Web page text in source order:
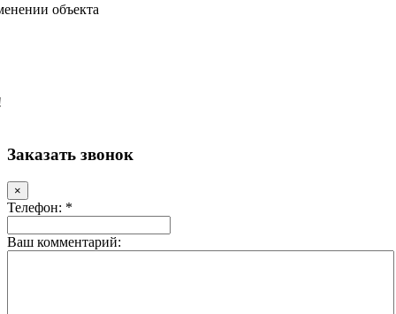
объекта
Заказать звонок
×
Телефон: *
Ваш комментарий: